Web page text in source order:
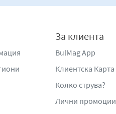
За клиента
BulMag App
Клиентска Карта
Колко струва?
Лични промоции